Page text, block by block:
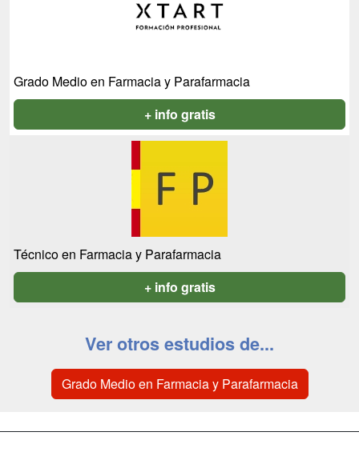
Grado Medio en Farmacia y Parafarmacia
+ info gratis
Técnico en Farmacia y Parafarmacia
+ info gratis
Ver otros estudios de...
Grado Medio en Farmacia y Parafarmacia